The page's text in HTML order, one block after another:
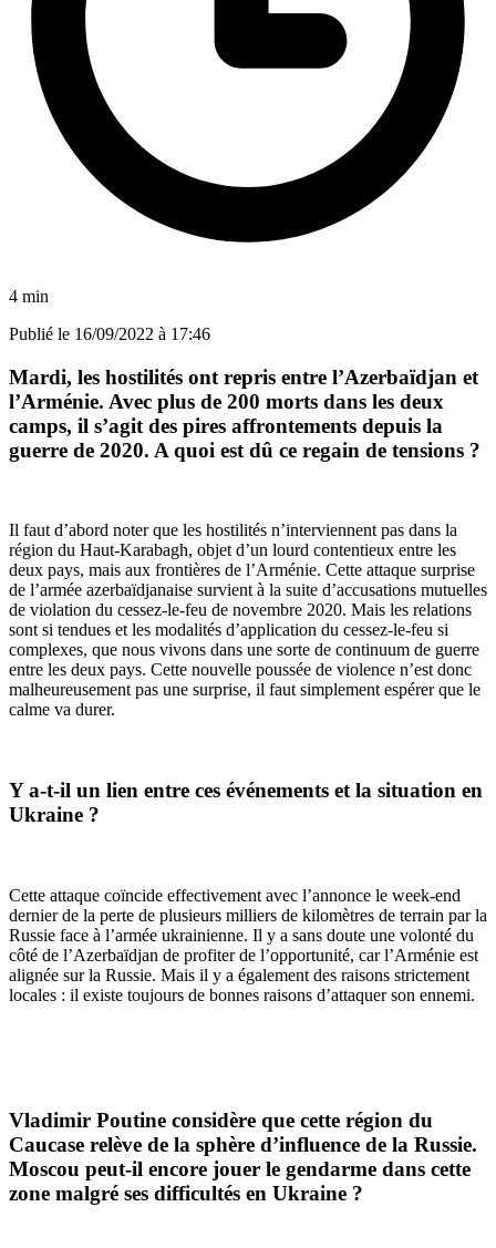
4 min
Publié le 16/09/2022 à 17:46
Mardi, les hostilités ont repris entre l’Azerbaïdjan et
l’Arménie. Avec plus de 200 morts dans les deux
camps, il s’agit des pires affrontements depuis la
guerre de 2020. A quoi est dû ce regain de tensions ?
Il faut d’abord noter que les hostilités n’interviennent pas dans la
région du Haut-Karabagh, objet d’un lourd contentieux entre les
deux pays, mais aux frontières de l’Arménie. Cette attaque surprise
de l’armée azerbaïdjanaise survient à la suite d’accusations mutuelles
de violation du cessez-le-feu de novembre 2020. Mais les relations
sont si tendues et les modalités d’application du cessez-le-feu si
complexes, que nous vivons dans une sorte de continuum de guerre
entre les deux pays. Cette nouvelle poussée de violence n’est donc
malheureusement pas une surprise, il faut simplement espérer que le
calme va durer.
Y a-t-il un lien entre ces événements et la situation en
Ukraine ?
Cette attaque coïncide effectivement avec l’annonce le week-end
dernier de la perte de plusieurs milliers de kilomètres de terrain par la
Russie face à l’armée ukrainienne. Il y a sans doute une volonté du
côté de l’Azerbaïdjan de profiter de l’opportunité, car l’Arménie est
alignée sur la Russie. Mais il y a également des raisons strictement
locales : il existe toujours de bonnes raisons d’attaquer son ennemi.
Vladimir Poutine considère que cette région du
Caucase relève de la sphère d’influence de la Russie.
Moscou peut-il encore jouer le gendarme dans cette
zone malgré ses difficultés en Ukraine ?